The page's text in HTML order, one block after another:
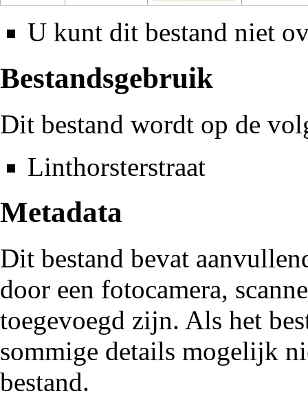
U kunt dit bestand niet
Bestandsgebruik
Dit bestand wordt op de
Linthorsterstraat
Metadata
Dit bestand bevat
door een fotocamera,
toegevoegd zijn. Als het
sommige details mogelijk
bestand.